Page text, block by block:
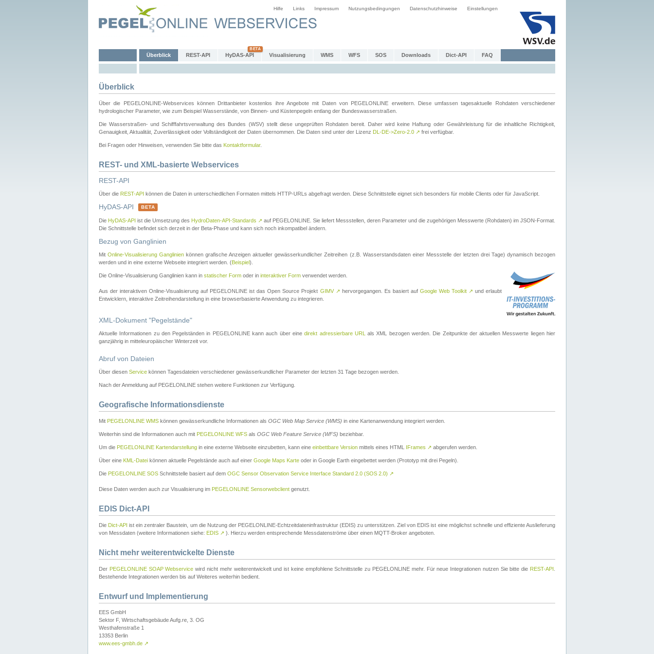
Hilfe Links Impressum Nutzungsbedingungen Datenschutzhinweise Einstellungen
Überblick REST-API HyDAS-API Visualisierung WMS WFS SOS Downloads Dict-API FAQ
Überblick
Über die PEGELONLINE-Webservices können Drittanbieter kostenlos ihre Angebote mit Daten von PEGELONLINE erweitern. Diese umfassen tagesaktuelle Rohdaten verschiedener
hydrologischer Parameter, wie zum Beispiel Wasserstände, von Binnen- und Küstenpegeln entlang der Bundeswasserstraßen.
Die Wasserstraßen- und Schifffahrtsverwaltung des Bundes (WSV) stellt diese ungeprüften Rohdaten bereit. Daher wird keine Haftung oder Gewährleistung für die inhaltliche Richtigkeit,
Genauigkeit, Aktualität, Zuverlässigkeit oder Vollständigkeit der Daten übernommen. Die Daten sind unter der Lizenz DL-DE->Zero-2.0 ↗ frei verfügbar.
Bei Fragen oder Hinweisen, verwenden Sie bitte das Kontaktformular.
REST- und XML-basierte Webservices
REST-API
Über die REST-API können die Daten in unterschiedlichen Formaten mittels HTTP-URLs abgefragt werden. Diese Schnittstelle eignet sich besonders für mobile Clients oder für JavaScript.
HyDAS-API BETA
Die HyDAS-API ist die Umsetzung des HydroDaten-API-Standards ↗ auf PEGELONLINE. Sie liefert Messstellen, deren Parameter und die zugehörigen Messwerte (Rohdaten) im JSON-Format.
Die Schnittstelle befindet sich derzeit in der Beta-Phase und kann sich noch inkompatibel ändern.
Bezug von Ganglinien
MitOnline-Visualisierung Ganglinien können grafische Anzeigen aktueller gewässerkundlicher Zeitreihen (z.B. Wasserstandsdaten einer Messstelle der letzten drei Tage) dynamisch bezogen
werden und in eine externe Webseite integriert werden. (Beispiel).
Die Online-Visualisierung Ganglinien kann in statischer Form oder in interaktiver Form verwendet werden.
Aus der interaktiven Online-Visualisierung auf PEGELONLINE ist das Open Source Projekt GIMV ↗ hervorgegangen. Es basiert auf Google Web Toolkit ↗ und erlaubt
Entwicklern, interaktive Zeitreihendarstellung in eine browserbasierte Anwendung zu integrieren.
XML-Dokument "Pegelstände"
Aktuelle Informationen zu den Pegelständen in PEGELONLINE kann auch über einedirekt adressierbare URL
als XML bezogen werden. Die Zeitpunkte der aktuellen Messwerte liegen hier
ganzjährig in mitteleuropäischer Winterzeit vor.
Abruf von Dateien
Über diesen Service können Tagesdateien verschiedener gewässerkundlicher Parameter der letzten 31 Tage bezogen werden.
Nach der Anmeldung auf PEGELONLINE stehen weitere Funktionen zur Verfügung.
Geografische Informationsdienste
Mit PEGELONLINE WMS können gewässerkundliche Informationen als OGC Web Map Service (WMS) in eine Kartenanwendung integriert werden.
Weiterhin sind die Informationen auch mit PEGELONLINE WFS als OGC Web Feature Service (WFS) beziehbar.
Um die PEGELONLINE Kartendarstellung in eine externe Webseite einzubetten, kann eine einbettbare Version mittels eines HTML IFrames ↗ abgerufen werden.
Über eine KML-Datei können aktuelle Pegelstände auch auf einer Google Maps Karte oder in Google Earth eingebettet werden (Prototyp mit drei Pegeln).
Die PEGELONLINE SOS Schnittstelle basiert auf dem OGC Sensor Observation Service Interface Standard 2.0 (SOS 2.0) ↗
Diese Daten werden auch zur Visualisierung im PEGELONLINE Sensorwebclient genutzt.
EDIS Dict-API
Die Dict-API ist ein zentraler Baustein, um die Nutzung der PEGELONLINE-Echtzeitdateninfrastruktur (EDIS) zu unterstützen. Ziel von EDIS ist eine möglichst schnelle und effiziente Auslieferung
von Messdaten (weitere Informationen siehe: EDIS ↗ ). Hierzu werden entsprechende Messdatenströme über einen MQTT-Broker angeboten.
Nicht mehr weiterentwickelte Dienste
Der PEGELONLINE SOAP Webservice wird nicht mehr weiterentwickelt und ist keine empfohlene Schnittstelle zu PEGELONLINE mehr. Für neue Integrationen nutzen Sie bitte die REST-API
Bestehende Integrationen werden bis auf Weiteres weiterhin bedient.
Entwurf und Implementierung
EES GmbH
Sektor F, Wirtschaftsgebäude Aufg.re, 3. OG
Westhafenstraße 1
13353 Berlin
www.ees-gmbh.de ↗